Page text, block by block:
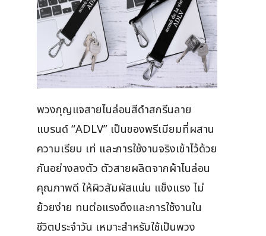
พวงกุญแจสายไนล่อนสีดำสกรีนลาย
แบรนด์ “ADLV” เป็นของพรีเมียมที่ผสาน
ความเรียบ เท่ และการใช้งานจริงเข้าไว้ด้วย
กันอย่างลงตัว ตัวสายผลิตจากผ้าไนล่อน
คุณภาพดี ให้ผิวสัมผัสแน่น แข็งแรง ไม่
ย้วยง่าย ทนต่อแรงดึงและการใช้งานใน
ชีวิตประจำวัน เหมาะสำหรับใช้เป็นพวง